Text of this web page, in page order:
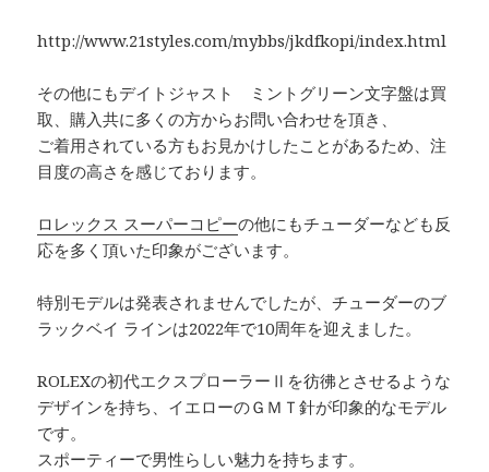
http://www.21styles.com/mybbs/jkdfkopi/index.html
その他にもデイトジャスト ミントグリーン文字盤は買
取、購入共に多くの方からお問い合わせを頂き、
ご着用されている方もお見かけしたことがあるため、注
目度の高さを感じております。
ロレックス スーパーコピーの他にもチューダーなども反
応を多く頂いた印象がございます。
特別モデルは発表されませんでしたが、チューダーのブ
ラックベイ ラインは2022年で10周年を迎えました。
ROLEXの初代エクスプローラーⅡを彷彿とさせるような
デザインを持ち、イエローのＧＭＴ針が印象的なモデル
です。
スポーティーで男性らしい魅力を持ちます。